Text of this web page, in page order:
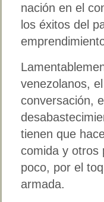
nación en el
los éxitos del
venezolanos,
conversación,
tienen que
comida y otros
poco, por el
armada.